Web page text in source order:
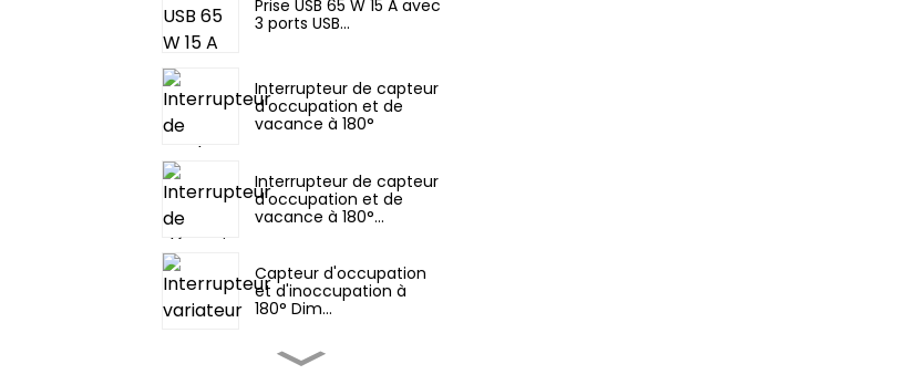
Prise USB 65 W 15 A avec
3 ports USB...
Interrupteur de capteur
d'occupation et de
vacance à 180°
Interrupteur de capteur
d'occupation et de
vacance à 180°...
Capteur d'occupation
et d'inoccupation à
180° Dim...
Compte à rebours